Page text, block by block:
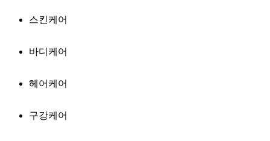
스킨케어
바디케어
헤어케어
구강케어